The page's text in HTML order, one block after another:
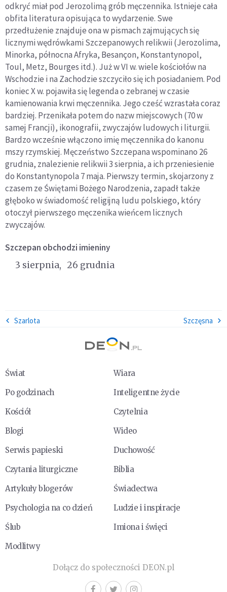
odkryć miał pod Jerozolimą grób męczennika. Istnieje cała
obfita literatura opisująca to wydarzenie. Swe
przedłużenie znajduje ona w pismach zajmujących się
licznymi wędrówkami Szczepanowych relikwii (Jerozolima,
Minorka, północna Afryka, Besançon, Konstantynopol,
Toul, Metz, Bourges itd.). Już w VI w. wiele kościołów na
Wschodzie i na Zachodzie szczyciło się ich posiadaniem. Pod
koniec X w. pojawiła się legenda o zebranej w czasie
kamienowania krwi męczennika. Jego cześć wzrastała coraz
bardziej. Przenikała potem do nazw miejscowych (70 w
samej Francji), ikonografii, zwyczajów ludowych i liturgii.
Bardzo wcześnie włączono imię męczennika do kanonu
mszy rzymskiej. Męczeństwo Szczepana wspominano 26
grudnia, znalezienie relikwii 3 sierpnia, a ich przeniesienie
do Konstantynopola 7 maja. Pierwszy termin, skojarzony z
czasem ze Świętami Bożego Narodzenia, zapadł także
głęboko w świadomość religijną ludu polskiego, który
otoczył pierwszego męczenika wieńcem licznych
zwyczajów.
Szczepan obchodzi imieniny
3 sierpnia 26 grudnia
Szarlota Szczęsna
Świat
Wiara
Po godzinach
Inteligentne życie
Kościół
Czytelnia
Blogi
Wideo
Serwis papieski
Duchowość
Czytania liturgiczne
Biblia
Artykuły blogerów
Świadectwa
Psychologia na co dzień
Ludzie i inspiracje
Ślub
Imiona i święci
Modlitwy
Dołącz do społeczności DEON.pl